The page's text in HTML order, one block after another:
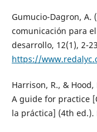
Gumucio-Dagron, A.
comunicación para
desarrollo, 12(1), 2-
https://
Harrison, R., &
A guide for practice
la práctica] (4th ed.).